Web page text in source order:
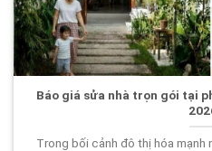
Báo giá sửa nhà trọn gói tại
Trong bối cảnh đô thị hóa mạnh